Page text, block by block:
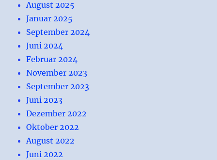
August 2025
Januar 2025
September 2024
Juni 2024
Februar 2024
November 2023
September 2023
Juni 2023
Dezember 2022
Oktober 2022
August 2022
Juni 2022